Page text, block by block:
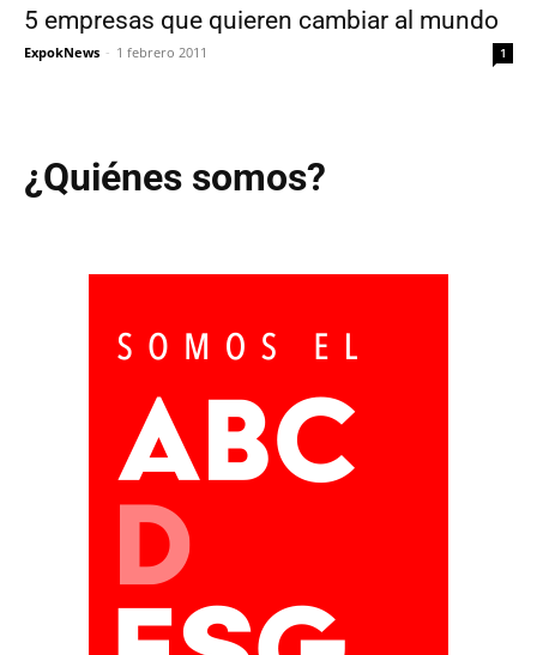
5 empresas que quieren cambiar al mundo
ExpokNews - 1 febrero 2011 1
¿Quiénes somos?